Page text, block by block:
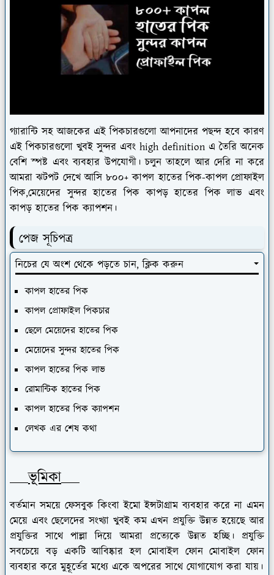
গ্যারান্টি সহ আজকের এই পিকচারগুলো আপনাদের পছন্দ হবে কারণ
এই পিকচারগুলো খুবই সুন্দর এবং high definition এ তৈরি অনেক
বেশি স্পষ্ট এবং ব্যবহার উপযোগী। চলুন তাহলে আর দেরি না করে
আমরা ঝটপট দেখে আসি ৮০০+ কাপল হাতের পিক-কাপল প্রোফাইল
পিক,মেয়েদের সুন্দর হাতের পিক কাপড় হাতের পিক লাভ এবং
কাপড় হাতের পিক ক্যাপশন।
পেজ সূচিপত্র
নিচের যে অংশ থেকে পড়তে চান, ক্লিক করুন
কাপল হাতের পিক
কাপল প্রোফাইল পিকচার
ছেলে মেয়েদের হাতের পিক
মেয়েদের সুন্দর হাতের পিক
কাপল হাতের পিক লাভ
রোমান্টিক হাতের পিক
কাপল হাতের পিক ক্যাপশন
লেখক এর শেষ কথা
ভূমিকা
বর্তমান সময়ে ফেসবুক কিংবা ইমো ইন্সটাগ্রাম ব্যবহার করে না এমন
মেয়ে এবং ছেলেদের সংখ্যা খুবই কম এখন প্রযুক্তি উন্নত হয়েছে আর
প্রযুক্তির সাথে পাল্লা দিয়ে আমরা প্রত্যেকে উন্নত হচ্ছি। প্রযুক্তি
সবচেয়ে বড় একটি আবিষ্কার হল মোবাইল ফোন মোবাইল ফোন
ব্যবহার করে মুহূর্তের মধ্যে একে অপরের সাথে যোগাযোগ করা যায়।